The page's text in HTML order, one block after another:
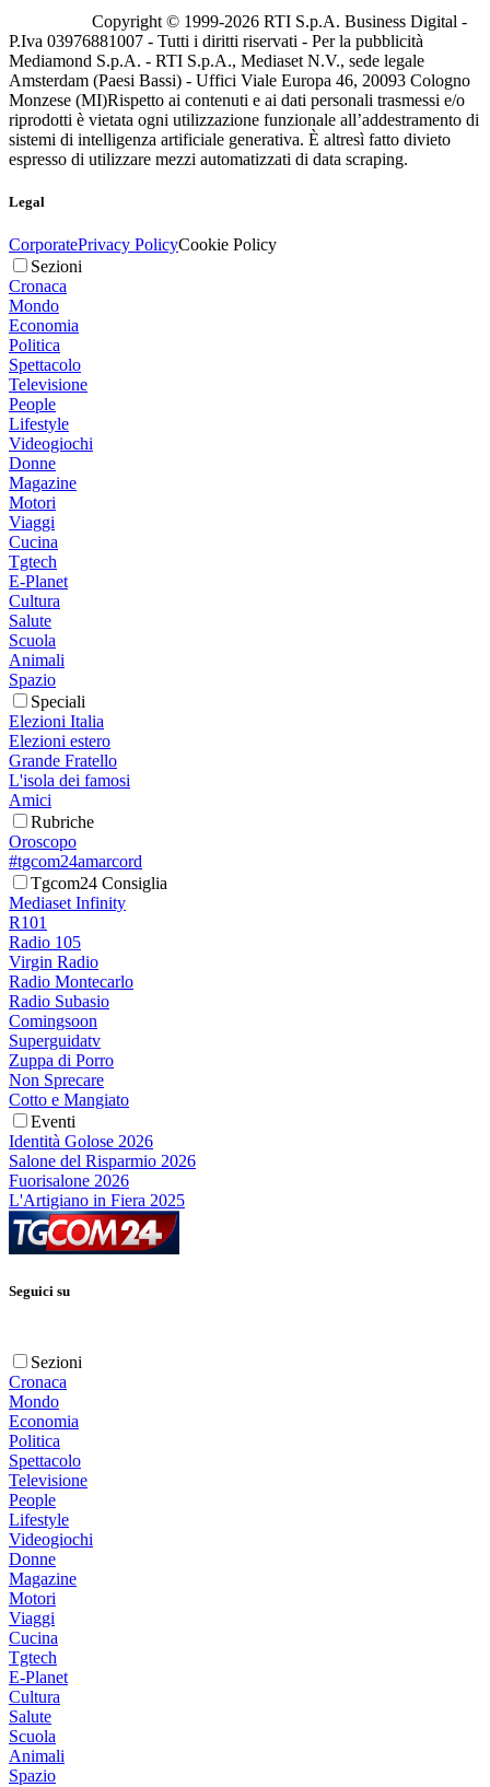
Copyright © 1999-2026 RTI S.p.A. Business Digital -
P.Iva 03976881007 - Tutti i diritti riservati - Per la pubblicità
Mediamond S.p.A. - RTI S.p.A., Mediaset N.V., sede legale
Amsterdam (Paesi Bassi) - Uffici Viale Europa 46, 20093 Cologno
Monzese (MI)Rispetto ai contenuti e ai dati personali trasmessi e/o
riprodotti è vietata ogni utilizzazione funzionale all’addestramento di
sistemi di intelligenza artificiale generativa. È altresì fatto divieto
espresso di utilizzare mezzi automatizzati di data scraping.
Legal
CorporatePrivacy PolicyCookie Policy
Sezioni
Cronaca
Mondo
Economia
Politica
Spettacolo
Televisione
People
Lifestyle
Videogiochi
Donne
Magazine
Motori
Viaggi
Cucina
Tgtech
E-Planet
Cultura
Salute
Scuola
Animali
Spazio
Speciali
Elezioni Italia
Elezioni estero
Grande Fratello
L'isola dei famosi
Amici
Rubriche
Oroscopo
#tgcom24amarcord
Tgcom24 Consiglia
Mediaset Infinity
R101
Radio 105
Virgin Radio
Radio Montecarlo
Radio Subasio
Comingsoon
Superguidatv
Zuppa di Porro
Non Sprecare
Cotto e Mangiato
Eventi
Identità Golose 2026
Salone del Risparmio 2026
Fuorisalone 2026
L'Artigiano in Fiera 2025
Seguici su
Sezioni
Cronaca
Mondo
Economia
Politica
Spettacolo
Televisione
People
Lifestyle
Videogiochi
Donne
Magazine
Motori
Viaggi
Cucina
Tgtech
E-Planet
Cultura
Salute
Scuola
Animali
Spazio